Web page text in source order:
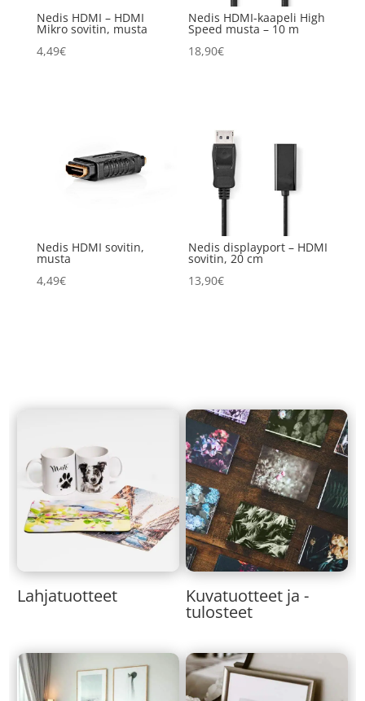
Nedis HDMI – HDMI
Mikro sovitin, musta
4,49€
Nedis HDMI-kaapeli High
Speed musta – 10 m
18,90€
Nedis HDMI sovitin,
musta
4,49€
Nedis displayport – HDMI
sovitin, 20 cm
13,90€
Lahjatuotteet Kuvatuotteet ja -
tulosteet